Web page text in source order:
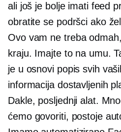
ali još je bolje imati feed
obratite se podršci ako
Ovo vam ne treba
kraju. Imajte to na umu.
je u osnovi popis svih
informacija dostavljenih
Dakle, posljednji alat.
ćemo govoriti, postoje